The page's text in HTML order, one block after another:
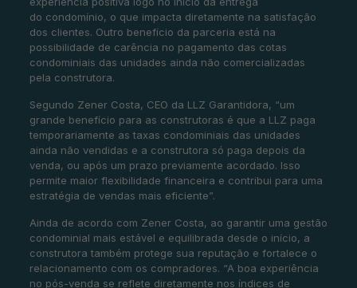
do condomínio, o que impacta diretamente na satisfação
dos clientes. Outro benefício da parceria está na
possibilidade de carência no pagamento das cotas
condominiais das unidades ainda não comercializadas
pela construtora.
Segundo Zener Costa, CEO da LLZ Garantidora, “um
grande benefício para as construtoras é que a LLZ paga
temporariamente as taxas condominiais das unidades
ainda não vendidas e a construtora só paga depois da
venda, ou após um prazo previamente acordado. Isso
permite maior flexibilidade financeira e contribui para uma
estratégia de vendas mais eficiente”.
Ainda de acordo com Zener Costa, ao garantir uma gestão
condominial mais estável e equilibrada desde o início, a
construtora também protege sua reputação e fortalece o
relacionamento com os compradores. “A boa experiência
no pós-venda se reflete diretamente nos índices de